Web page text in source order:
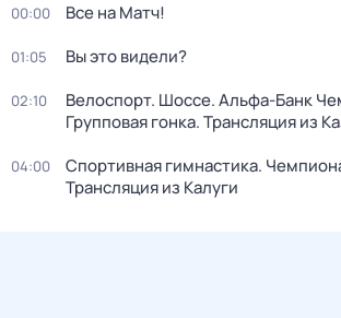
00:00 Все на Матч!
01:05 Вы это видели?
02:10
Велоспорт. Шоссе. Альфа-Банк
Групповая гонка. Трансляция из
04:00
Спортивная гимнастика.
Трансляция из Калуги